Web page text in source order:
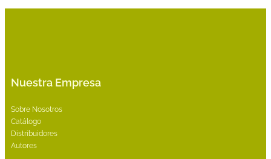
Nuestra Empresa
Sobre Nosotros
Catálogo
Distribuidores
Autores